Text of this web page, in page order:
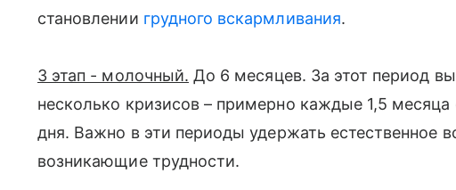
становлении грудного вскармливания.
3 этап - молочный. До 6 месяцев. За этот период
несколько кризисов – примерно каждые 1,5
дня. Важно в эти периоды удержать естественное
возникающие трудности.